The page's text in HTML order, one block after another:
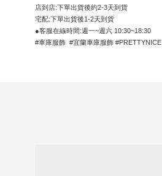
店到店:下單出貨後約2-3天到貨
宅配:下單出貨後1-2天到貨
●客服在線時間:週一~週六 10:30~18:30
#車庫服飾  #宜蘭車庫服飾 #PRETTYNICE